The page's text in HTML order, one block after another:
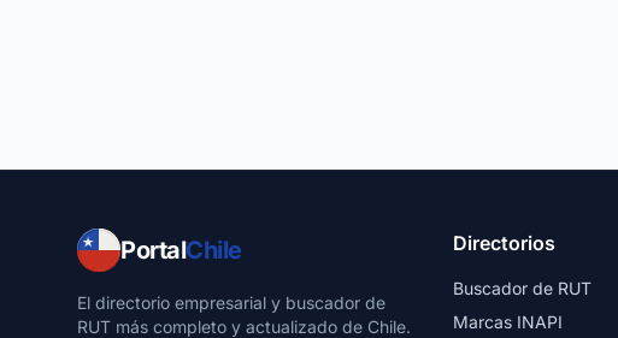
PortalChile
El directorio empresarial y buscador de
RUT más completo y actualizado de Chile.
Directorios
Buscador de RUT
Marcas INAPI